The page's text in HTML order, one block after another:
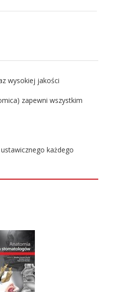
wysokiej jakości
zapewni wszystkim
każdego